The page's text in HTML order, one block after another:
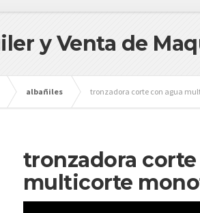
y Venta de
albañiles tronzadora corte con agua
tronzadora
multicorte